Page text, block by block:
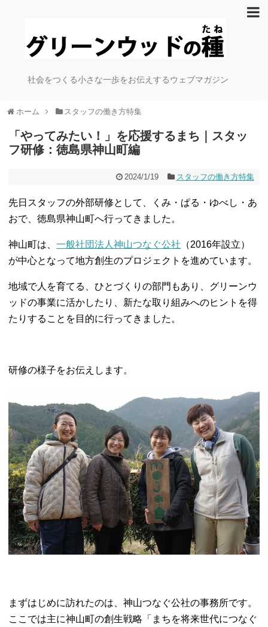
社会をつくる小さな一歩をお伝えするウェブマガジン
ホーム スタッフの働き方特集
「やってみたい！」を応援するまち｜スタッ
フ研修：徳島県神山町編
2024/1/19 スタッフの働き方特集
先日スタッフの外部研修として、くみ・ぱる・ゆべし・あ
おで、徳島県神山町へ行ってきました。
神山町は、一般社団法人神山つなぐ公社 （2016年設立）
が中心となって地方創生のプロジェクトを進めています。
地域で人を育てる、ひとづくりの部門もあり、グリーンウ
ッドの事業に活かしたり、新たな取り組みへのヒントを得
たりすることを目的に行ってきました。
研修の様子をお伝えします。
まずはじめに訪れたのは、神山つなぐ公社の事務所です。
ここでは主に神山町の創生戦略「まちを将来世代につなぐ